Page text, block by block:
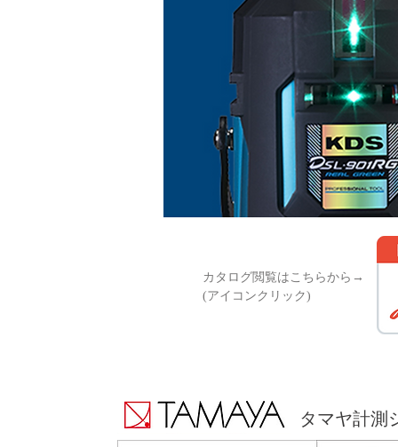
カタログ閲覧はこちらから→
(アイコンクリック)
タマヤ計測